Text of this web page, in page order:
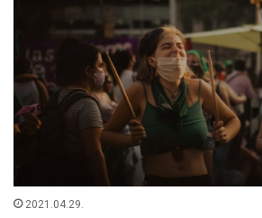
2021.04.29.